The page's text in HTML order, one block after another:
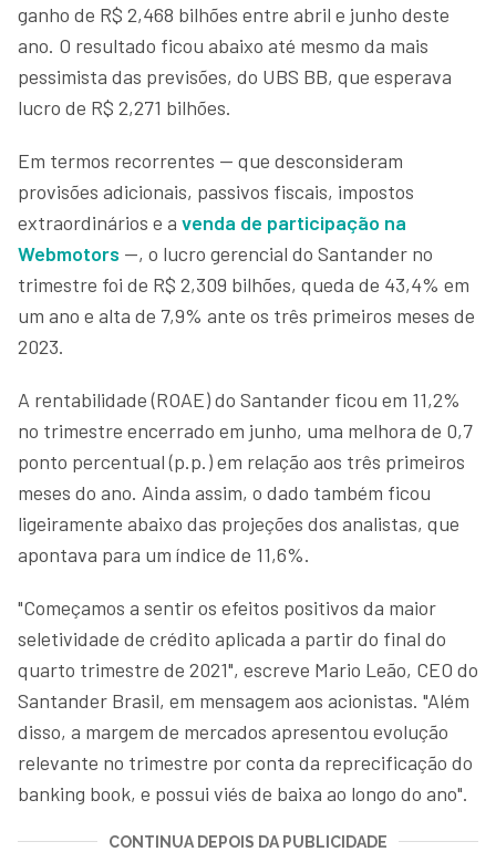
ganho de R$ 2,468 bilhões entre abril e junho deste
ano. O resultado ficou abaixo até mesmo da mais
pessimista das previsões, do UBS BB, que esperava
lucro de R$ 2,271 bilhões.
Em termos recorrentes — que desconsideram
provisões adicionais, passivos fiscais, impostos
extraordinários e a venda de participação na
Webmotors —, o lucro gerencial do Santander no
trimestre foi de R$ 2,309 bilhões, queda de 43,4% em
um ano e alta de 7,9% ante os três primeiros meses de
2023.
A rentabilidade (ROAE) do Santander ficou em 11,2%
no trimestre encerrado em junho, uma melhora de 0,7
ponto percentual (p.p.) em relação aos três primeiros
meses do ano. Ainda assim, o dado também ficou
ligeiramente abaixo das projeções dos analistas, que
apontava para um índice de 11,6%.
"Começamos a sentir os efeitos positivos da maior
seletividade de crédito aplicada a partir do final do
quarto trimestre de 2021", escreve Mario Leão, CEO do
Santander Brasil, em mensagem aos acionistas. "Além
disso, a margem de mercados apresentou evolução
relevante no trimestre por conta da reprecificação do
banking book, e possui viés de baixa ao longo do ano".
CONTINUA DEPOIS DA PUBLICIDADE